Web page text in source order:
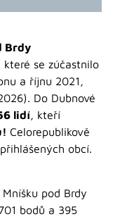
Brdy
se zúčastnilo
a říjnu 2021,
Do Dubnové
lidí, kteří
Celorepublikově
obcí.
pod Brdy
bodů a 395